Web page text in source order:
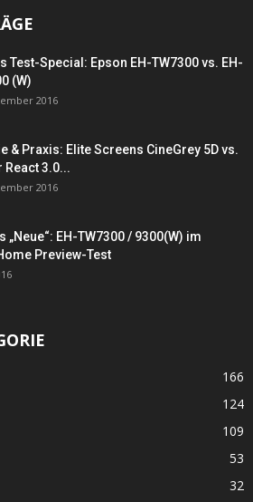
Test-Special: Epson EH-TW7300 vs. EH-
(W)
2016
& Praxis: Elite Screens CineGrey 5D vs.
React 3.0...
2016
„Neue“: EH-TW7300 / 9300(W) im
Preview-Test
166
124
109
53
32